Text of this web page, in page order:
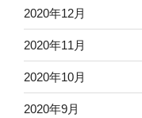
2020年12月
2020年11月
2020年10月
2020年9月